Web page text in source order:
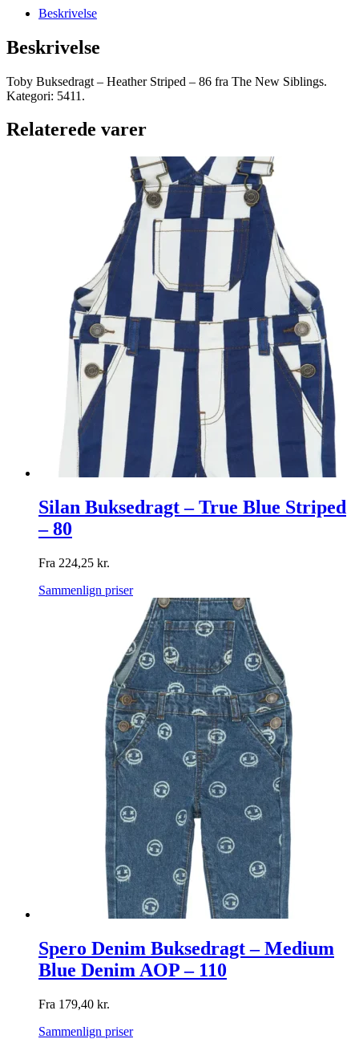
Beskrivelse
Beskrivelse
Toby Buksedragt – Heather Striped – 86 fra The New Siblings.
Kategori: 5411.
Relaterede varer
Silan Buksedragt – True Blue Striped
– 80
Fra 224,25 kr.
Sammenlign priser
Spero Denim Buksedragt – Medium
Blue Denim AOP – 110
Fra 179,40 kr.
Sammenlign priser